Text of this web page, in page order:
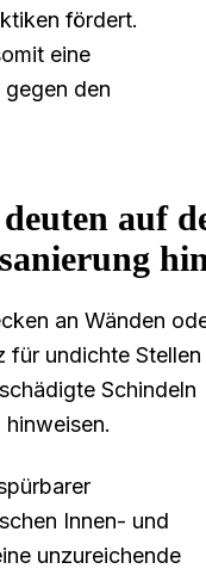
fördert.
eine
den
auf
an Wänden
für undichte Stellen
Schindeln
Innen- und
unzureichende